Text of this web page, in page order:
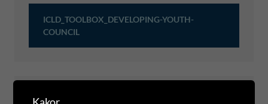
ICLD_TOOLBOX_DEVELOPING-YOUTH-
COUNCIL